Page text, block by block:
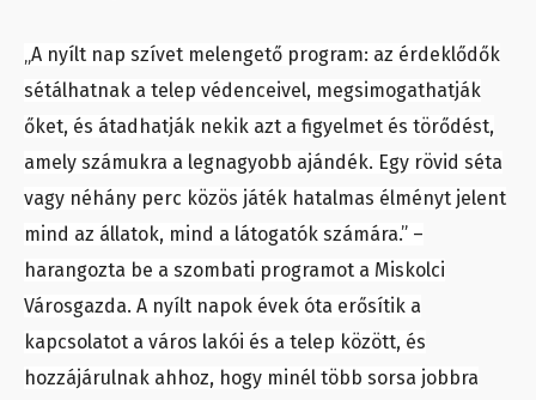
„A nyílt nap szívet melengető program: az érdeklődők
sétálhatnak a telep védenceivel, megsimogathatják
őket, és átadhatják nekik azt a figyelmet és törődést,
amely számukra a legnagyobb ajándék. Egy rövid séta
vagy néhány perc közös játék hatalmas élményt jelent
mind az állatok, mind a látogatók számára.” –
harangozta be a szombati programot a Miskolci
Városgazda. A nyílt napok évek óta erősítik a
kapcsolatot a város lakói és a telep között, és
hozzájárulnak ahhoz, hogy minél több sorsa jobbra